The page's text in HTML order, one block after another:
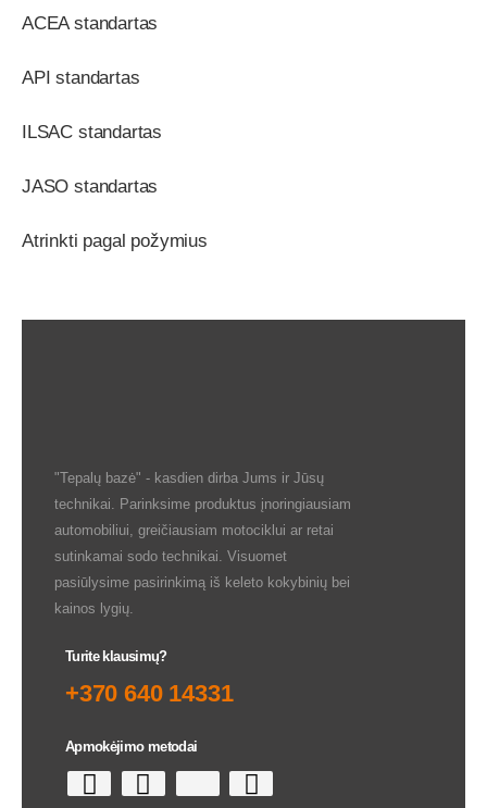
ACEA standartas
API standartas
ILSAC standartas
JASO standartas
Atrinkti pagal požymius
"Tepalų bazė" - kasdien dirba Jums ir Jūsų
technikai. Parinksime produktus įnoringiausiam
automobiliui, greičiausiam motociklui ar retai
sutinkamai sodo technikai. Visuomet
pasiūlysime pasirinkimą iš keleto kokybinių bei
kainos lygių.
Turite klausimų?
+370 640 14331
Apmokėjimo metodai